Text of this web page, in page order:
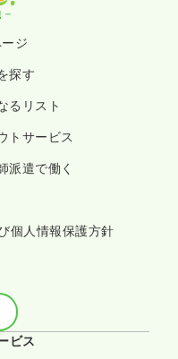
ジ
探す
るリスト
トサービス
派遣で働く
個人情報保護方針
ビス